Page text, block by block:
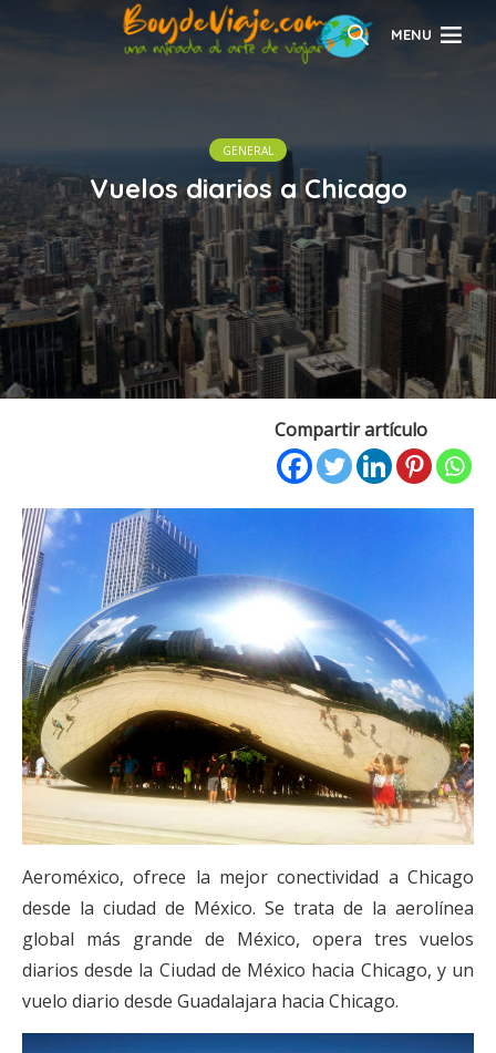
MENU
GENERAL
Vuelos diarios a Chicago
Compartir artículo
Aeroméxico, ofrece la mejor conectividad a Chicago
desde la ciudad de México. Se trata de la aerolínea
global más grande de México, opera tres vuelos
diarios desde la Ciudad de México hacia Chicago, y un
vuelo diario desde Guadalajara hacia Chicago.